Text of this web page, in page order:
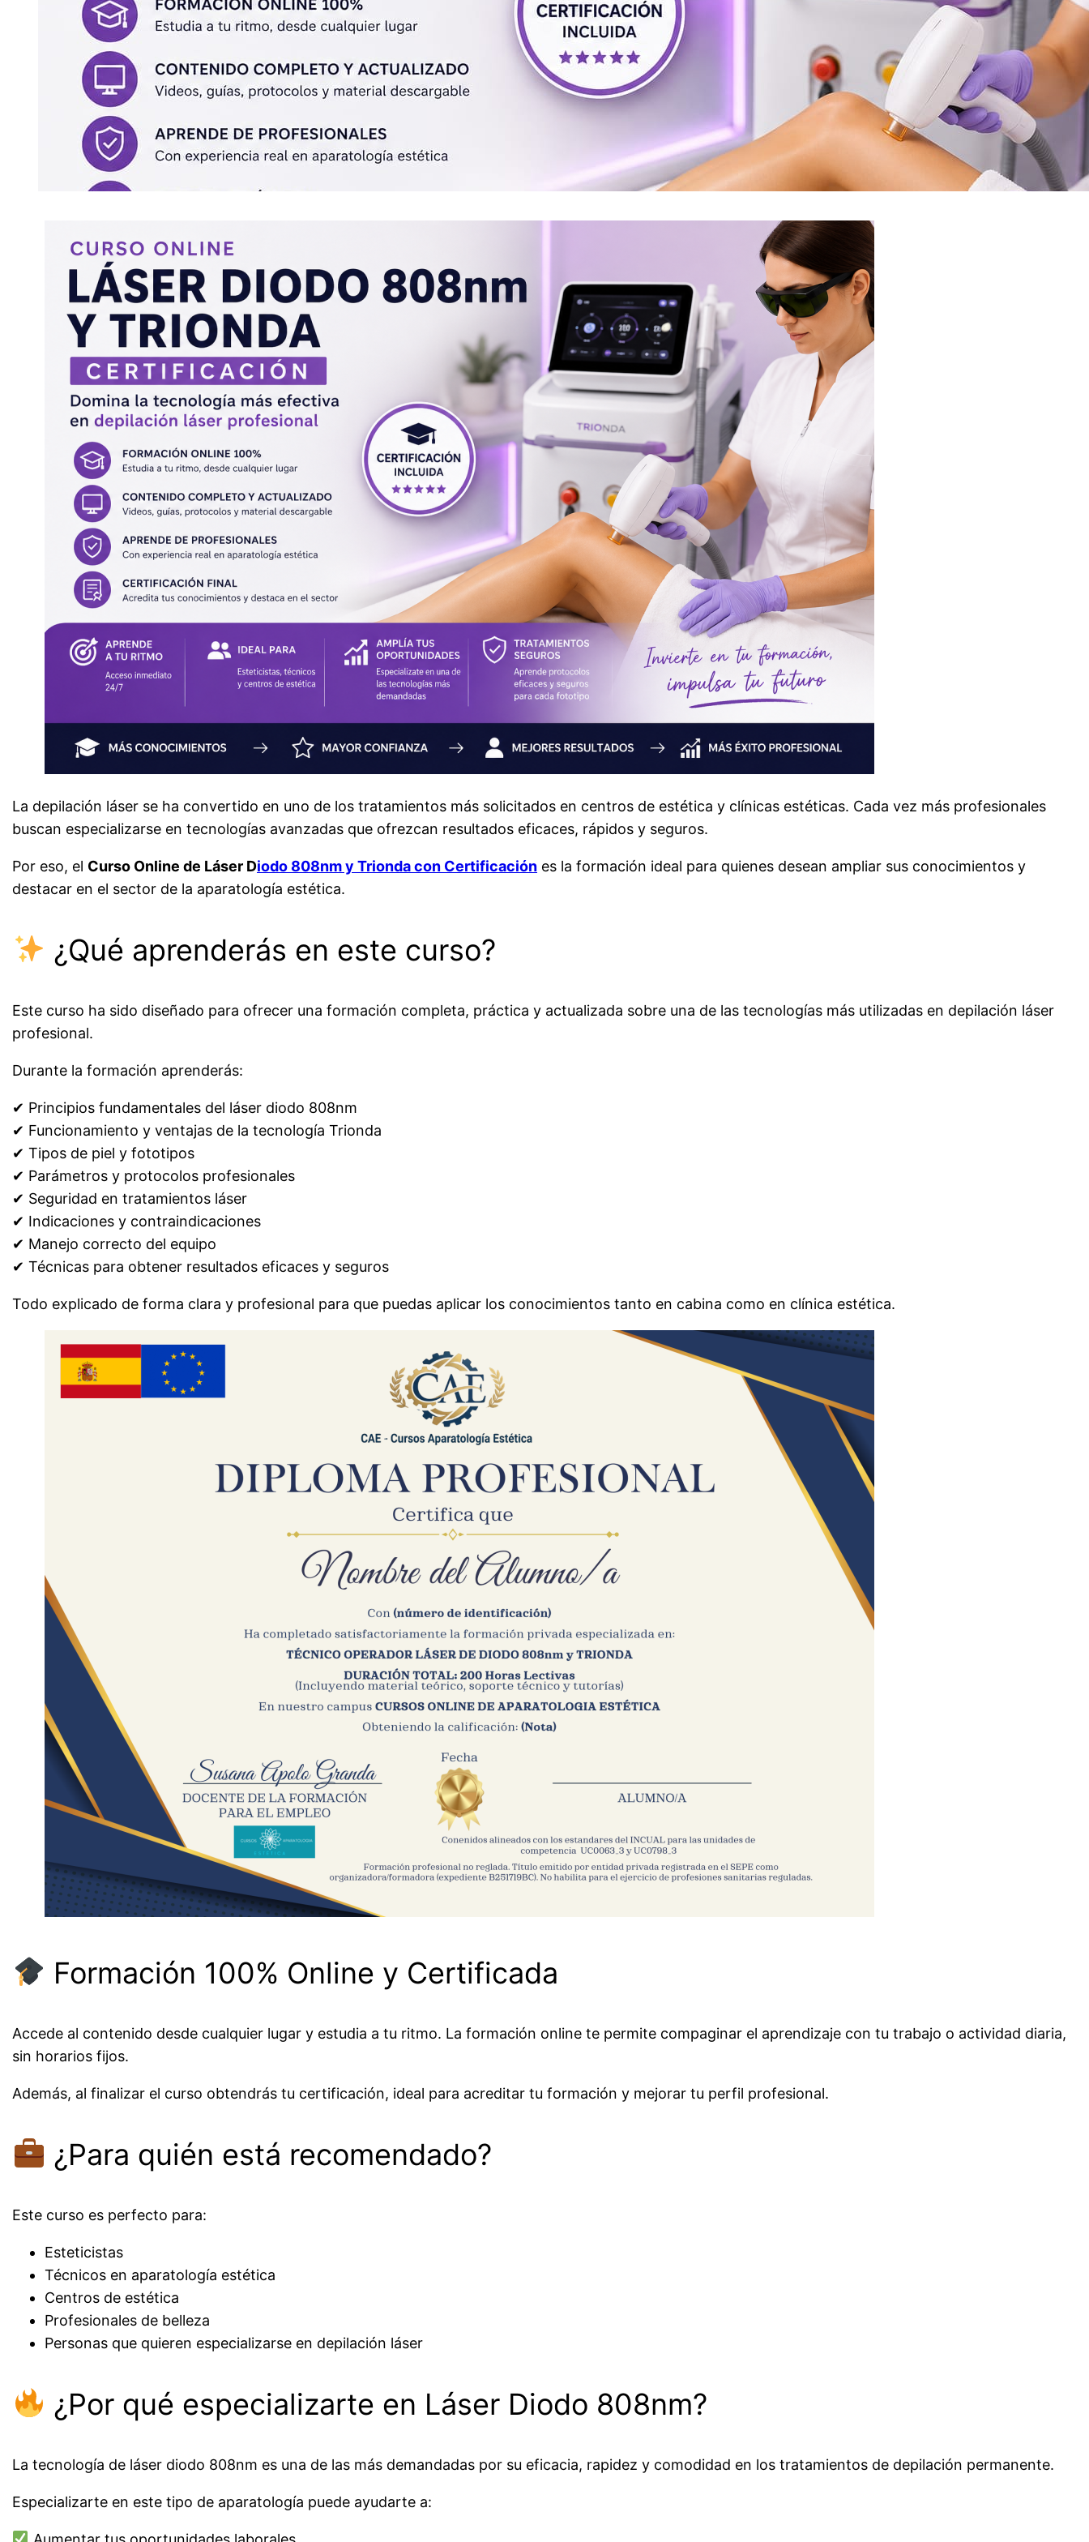
La depilación láser se ha convertido en uno de los tratamientos más solicitados en centros de estética y clínicas estéticas. Cada vez más profesionales
buscan especializarse en tecnologías avanzadas que ofrezcan resultados eficaces, rápidos y seguros.
Por eso, el Curso Online de Láser Diodo 808nm y Trionda con Certificación es la formación ideal para quienes desean ampliar sus conocimientos y
destacar en el sector de la aparatología estética.
¿Qué aprenderás en este curso?
Este curso ha sido diseñado para ofrecer una formación completa, práctica y actualizada sobre una de las tecnologías más utilizadas en depilación láser
profesional.
Durante la formación aprenderás:
✔ Principios fundamentales del láser diodo 808nm
✔ Funcionamiento y ventajas de la tecnología Trionda
✔ Tipos de piel y fototipos
✔ Parámetros y protocolos profesionales
✔ Seguridad en tratamientos láser
✔ Indicaciones y contraindicaciones
✔ Manejo correcto del equipo
✔ Técnicas para obtener resultados eficaces y seguros
Todo explicado de forma clara y profesional para que puedas aplicar los conocimientos tanto en cabina como en clínica estética.
Formación 100% Online y Certificada
Accede al contenido desde cualquier lugar y estudia a tu ritmo. La formación online te permite compaginar el aprendizaje con tu trabajo o actividad diaria,
sin horarios fijos.
Además, al finalizar el curso obtendrás tu certificación, ideal para acreditar tu formación y mejorar tu perfil profesional.
¿Para quién está recomendado?
Este curso es perfecto para:
Esteticistas
Técnicos en aparatología estética
Centros de estética
Profesionales de belleza
Personas que quieren especializarse en depilación láser
¿Por qué especializarte en Láser Diodo 808nm?
La tecnología de láser diodo 808nm es una de las más demandadas por su eficacia, rapidez y comodidad en los tratamientos de depilación permanente.
Especializarte en este tipo de aparatología puede ayudarte a: